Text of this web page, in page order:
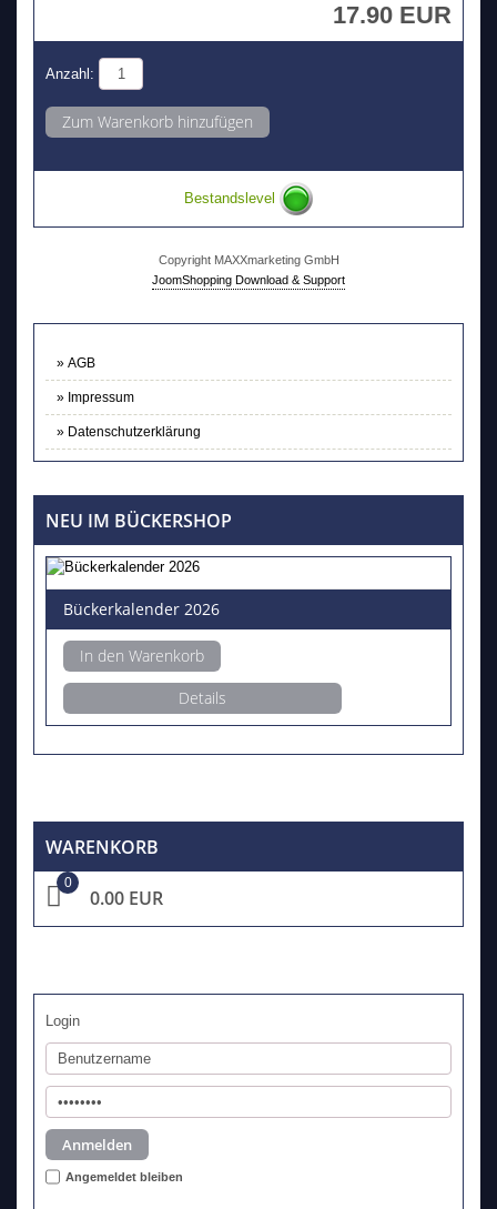
AGB
Impressum
Datenschutzerklärung
NEU IM BÜCKERSHOP
Bückerkalender 2026
In den Warenkorb
Details
17.90 EUR
Anzahl:
Bestandslevel
Copyright MAXXmarketing GmbH
JoomShopping Download & Support
WARENKORB
0
0.00 EUR
Login
Angemeldet bleiben